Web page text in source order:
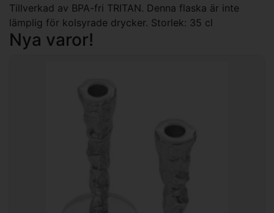
Tillverkad av BPA-fri TRITAN. Denna flaska är inte
lämplig för kolsyrade drycker. Storlek: 35 cl
Nya varor!